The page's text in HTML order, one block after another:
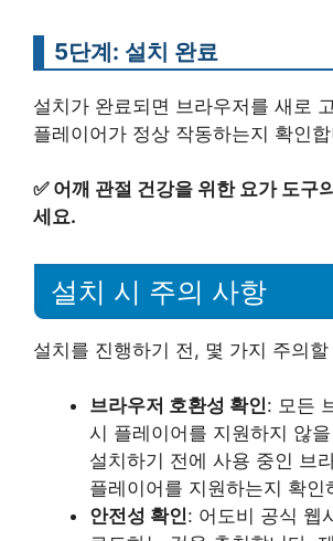
5단계: 설치 완료
설치가 완료되면 브라우저를 새로
플레이어가 정상 작동하는지 확인
✅ 어깨 관절 건강을 위한 요가 도구
세요.
설치 시 주의 사항
설치를 진행하기 전, 몇 가지 주의
브라우저 호환성 확인: 모든
시 플레이어를 지원하지 않
설치하기 전에 사용 중인 브
플레이어를 지원하는지 확인
안전성 확인: 어도비 공식 웹